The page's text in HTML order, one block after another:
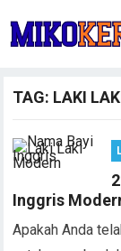
TAG: LAKI
Inggris
Apakah Anda